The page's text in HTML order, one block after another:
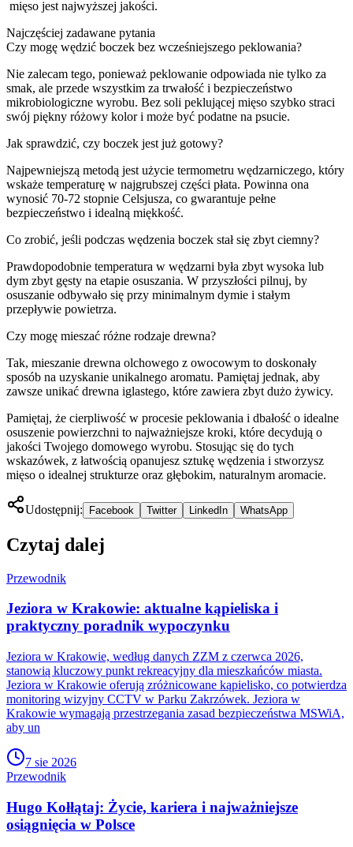
mięso jest najwyższej jakości.
Najczęściej zadawane pytania
Czy mogę wędzić boczek bez wcześniejszego peklowania?
Nie zalecam tego, ponieważ peklowanie odpowiada nie tylko za
smak, ale przede wszystkim za trwałość i bezpieczeństwo
mikrobiologiczne wyrobu. Bez soli peklującej mięso szybko straci
swój piękny różowy kolor i może być podatne na psucie.
Jak sprawdzić, czy boczek jest już gotowy?
Najpewniejszą metodą jest użycie termometru wędzarniczego, który
wskaże temperaturę w najgrubszej części płata. Powinna ona
wynosić 70-72 stopnie Celsjusza, co gwarantuje pełne
bezpieczeństwo i idealną miękkość.
Co zrobić, jeśli podczas wędzenia boczek stał się zbyt ciemny?
Prawdopodobnie temperatura w wędzarni była zbyt wysoka lub
dym zbyt gęsty na etapie osuszania. W przyszłości pilnuj, by
osuszanie odbywało się przy minimalnym dymie i stałym
przepływie powietrza.
Czy mogę mieszać różne rodzaje drewna?
Tak, mieszanie drewna olchowego z owocowym to doskonały
sposób na uzyskanie unikalnego aromatu. Pamiętaj jednak, aby
zawsze unikać drewna iglastego, które zawiera zbyt dużo żywicy.
Pamiętaj, że cierpliwość w procesie peklowania i dbałość o idealne
osuszenie powierzchni to najważniejsze kroki, które decydują o
jakości Twojego domowego wyrobu. Stosując się do tych
wskazówek, z łatwością opanujesz sztukę wędzenia i stworzysz
mięso o idealnej strukturze oraz głębokim, naturalnym aromacie.
Udostępnij: Facebook Twitter LinkedIn WhatsApp
Czytaj dalej
Przewodnik
Jeziora w Krakowie: aktualne kąpieliska i
praktyczny poradnik wypoczynku
Jeziora w Krakowie, według danych ZZM z czerwca 2026,
stanowią kluczowy punkt rekreacyjny dla mieszkańców miasta.
Jeziora w Krakowie oferują zróżnicowane kąpielisko, co potwierdza
monitoring wizyjny CCTV w Parku Zakrzówek. Jeziora w
Krakowie wymagają przestrzegania zasad bezpieczeństwa MSWiA,
aby un
7 sie 2026
Przewodnik
Hugo Kołłątaj: Życie, kariera i najważniejsze
osiągnięcia w Polsce